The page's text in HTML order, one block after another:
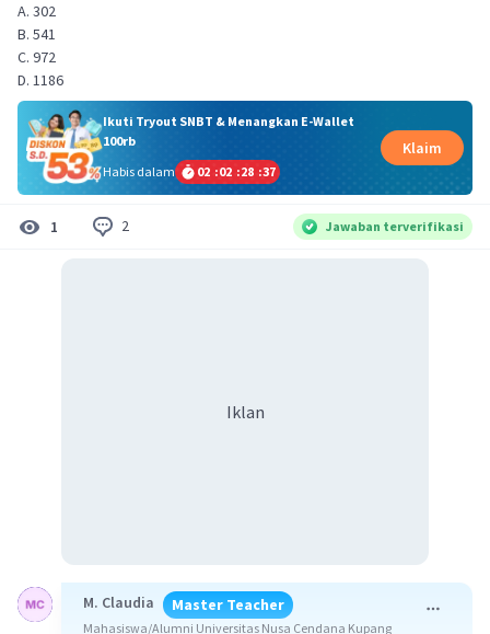
A. 302
B. 541
C. 972
D. 1186
Ikuti Tryout SNBT & Menangkan E-Wallet
100rb
Habis dalam
02 :02 :28 :36
Klaim
1 2 Jawaban terverifikasi
Iklan
M. Claudia Master Teacher
Mahasiswa/Alumni Universitas Nusa Cendana Kupang